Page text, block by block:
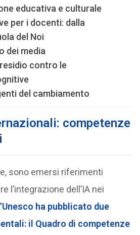
educativa e culturale
per i docenti: dalla
del Noi
dei media
contro le
del cambiamento
competenze
sono emersi riferimenti
l’integrazione dell’IA nei
ha pubblicato due
il Quadro di competenze